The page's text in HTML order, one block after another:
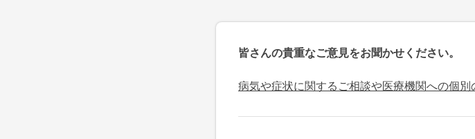
皆さんの貴重なご意見をお聞かせください。
病気や症状に関するご相談や医療機関への個別